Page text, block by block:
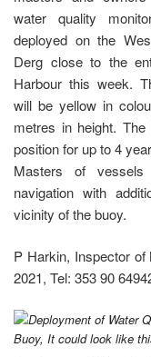
water quality
deployed on the
Derg close to the
Harbour this week.
will be yellow in
metres in height.
position for up to 4
Masters of
navigation with
vicinity of the buoy.
P Harkin, Inspector of
2021, Tel: 353 90